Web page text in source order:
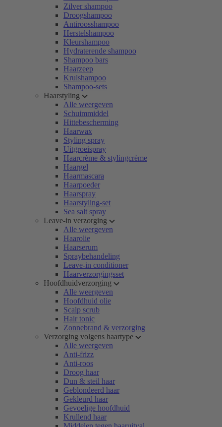
Zilver shampoo
Droogshampoo
Antiroosshampoo
Herstelshampoo
Kleurshampoo
Hydraterende shampoo
Shampoo bars
Haarzeep
Krulshampoo
Shampoo-sets
Haarstyling
Alle weergeven
Schuimmiddel
Hittebescherming
Haarwax
Styling spray
Uitgroeispray
Haarcrème & stylingcrème
Haargel
Haarmascara
Haarpoeder
Haarspray
Haarstyling-set
Sea salt spray
Leave-in verzorging
Alle weergeven
Haarolie
Haarserum
Spraybehandeling
Leave-in conditioner
Haarverzorgingsset
Hoofdhuidverzorging
Alle weergeven
Hoofdhuid olie
Scalp scrub
Hair tonic
Zonnebrand & verzorging
Verzorging volgens haartype
Alle weergeven
Anti-frizz
Anti-roos
Droog haar
Dun & steil haar
Geblondeerd haar
Gekleurd haar
Gevoelige hoofdhuid
Krullend haar